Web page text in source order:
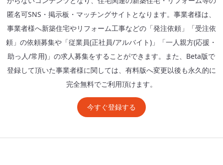
匿名可SNS・掲示板・マッチングサイトとなります。事業者様は、
事業者様へ新築住宅やリフォーム工事などの「発注依頼」「受注依
頼」の依頼募集や「従業員(正社員/アルバイト)」「一人親方(応援・
助っ人/常用)」の求人募集をすることができます。また、Beta版で
登録して頂いた事業者様に関しては、有料版へ変更以後も永久的に
完全無料でご利用頂けます。
今すぐ登録する